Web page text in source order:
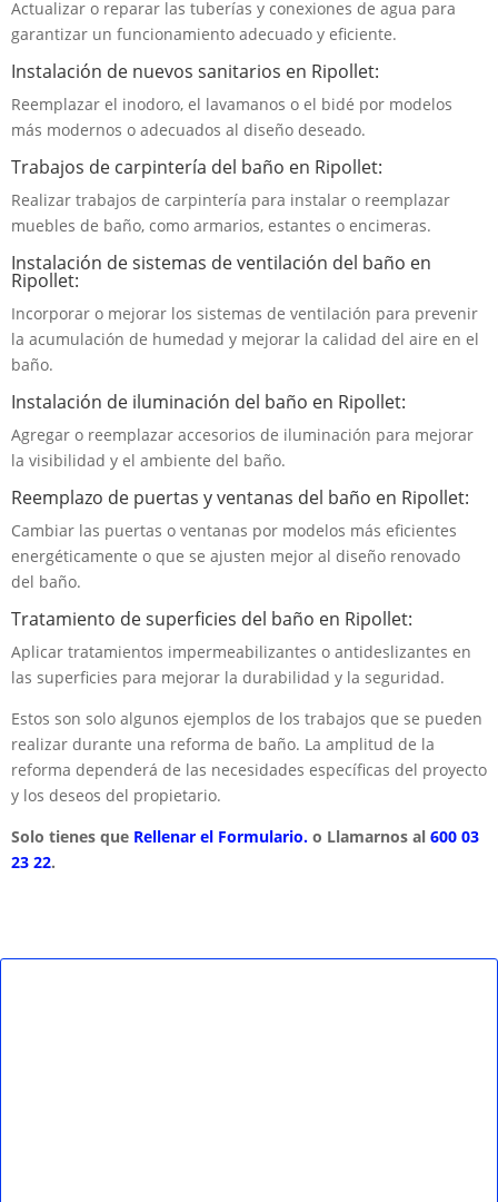
Actualizar o reparar las tuberías y conexiones de agua para
garantizar un funcionamiento adecuado y eficiente.
Instalación de nuevos sanitarios en Ripollet:
Reemplazar el inodoro, el lavamanos o el bidé por modelos
más modernos o adecuados al diseño deseado.
Trabajos de carpintería del baño en Ripollet:
Realizar trabajos de carpintería para instalar o reemplazar
muebles de baño, como armarios, estantes o encimeras.
Instalación de sistemas de ventilación del baño en
Ripollet:
Incorporar o mejorar los sistemas de ventilación para prevenir
la acumulación de humedad y mejorar la calidad del aire en el
baño.
Instalación de iluminación del baño en Ripollet:
Agregar o reemplazar accesorios de iluminación para mejorar
la visibilidad y el ambiente del baño.
Reemplazo de puertas y ventanas del baño en Ripollet:
Cambiar las puertas o ventanas por modelos más eficientes
energéticamente o que se ajusten mejor al diseño renovado
del baño.
Tratamiento de superficies del baño en Ripollet:
Aplicar tratamientos impermeabilizantes o antideslizantes en
las superficies para mejorar la durabilidad y la seguridad.
Estos son solo algunos ejemplos de los trabajos que se pueden
realizar durante una reforma de baño. La amplitud de la
reforma dependerá de las necesidades específicas del proyecto
y los deseos del propietario.
Solo tienes que Rellenar el Formulario. o Llamarnos al 600 03
23 22.